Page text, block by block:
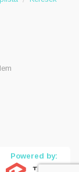
Powered by: